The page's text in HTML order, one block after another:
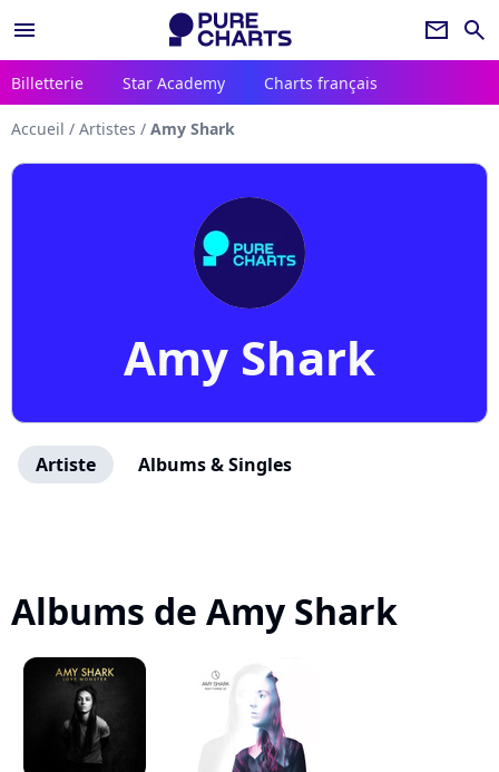
menu newsletter search
Billetterie Star Academy Charts français
Accueil / Artistes / Amy Shark
Amy Shark
Artiste Albums & Singles
Albums de Amy Shark